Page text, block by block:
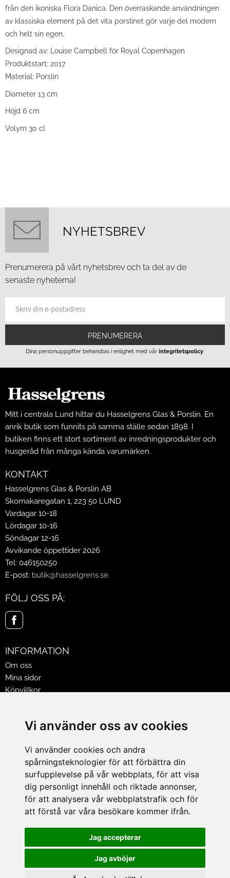
Vi använder oss av cookies
Vi använder cookies och andra
spårningsteknologier för att förbättra din
surfupplevelse på vår webbplats, för att visa
dig personligt innehåll och riktade annonser,
för att analysera vår webbplatstrafik och för
att förstå var våra besökare kommer ifrån.
Jag accepterar
Jag avböjer
från den ikoniska Flora Danica. Den överraskande användningen
av klassiska element på det vita porslinet gör varje del modern
och helt sin egen.
Designad av: Louise Campbell för Royal Copenhagen
Produktstart: 2017
Material: Porslin
Diameter 13 cm
Höjd 6 cm
Volym 30 cl
NYHETSBREV
Prenumerera på vårt nyhetsbrev och ta del av de
senaste nyheterna!
PRENUMERERA
Dina personuppgifter behandlas i enlighet med vår integritetspolicy.
Mitt i centrala Lund hittar du Hasselgrens Glas & Porslin. En
anrik butik som funnits på samma ställe sedan 1898. I
butiken finns ett stort sortiment av inredningsprodukter och
husgeråd från många kända varumärken.
KONTAKT
Hasselgrens Glas & Porslin AB
Skomakaregatan 1, 223 50 LUND
Vardagar 10-18
Lördagar 10-16
Söndagar 12-16
Avvikande öppettider 2026
Tel: 046150250
E-post: butik@hasselgrens.se
FÖLJ OSS PÅ:
INFORMATION
Om oss
Mina sidor
Köpvillkor
Jobba på Hasselgrens
LEVERANS
BETALNINGSSÄTT
I butiken i Lund kan du betala med Visa, Mastercard, Lund
City presentkort och kontanter.